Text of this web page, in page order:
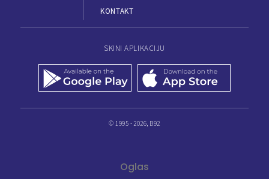
KONTAKT
SKINI APLIKACIJU
© 1995 - 2026, B92